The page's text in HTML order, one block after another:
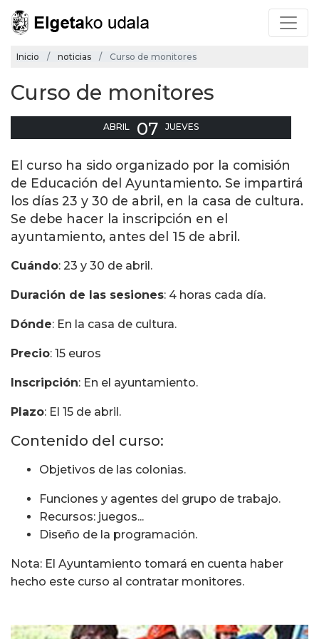
Inicio noticias Curso de monitores
Curso de monitores
ABRIL 07 JUEVES
El curso ha sido organizado por la comisión
de Educación del Ayuntamiento. Se impartirá
los días 23 y 30 de abril, en la casa de cultura.
Se debe hacer la inscripción en el
ayuntamiento, antes del 15 de abril.
Cuándo: 23 y 30 de abril.
Duración de las sesiones: 4 horas cada día.
Dónde: En la casa de cultura.
Precio: 15 euros
Inscripción: En el ayuntamiento.
Plazo: El 15 de abril.
Contenido del curso:
Objetivos de las colonias.
Funciones y agentes del grupo de trabajo.
Recursos: juegos...
Diseño de la programación.
Nota: El Ayuntamiento tomará en cuenta haber
hecho este curso al contratar monitores.